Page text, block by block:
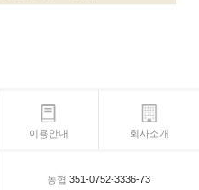
이용안내 회사소개
농협 351-0752-3336-73